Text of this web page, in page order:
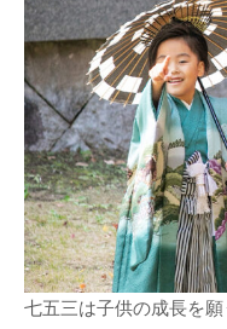
七五三は子供の成長を